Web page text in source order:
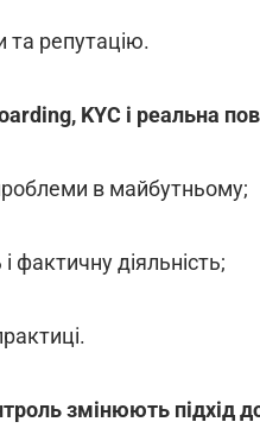
та репутацію.
KYC і реальна
в майбутньому;
діяльність;
змінюють підхід